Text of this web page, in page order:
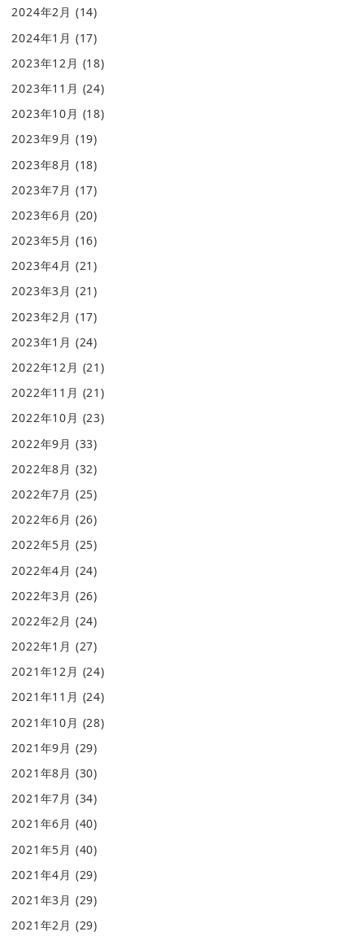
2024年2月 (14)
2024年1月 (17)
2023年12月 (18)
2023年11月 (24)
2023年10月 (18)
2023年9月 (19)
2023年8月 (18)
2023年7月 (17)
2023年6月 (20)
2023年5月 (16)
2023年4月 (21)
2023年3月 (21)
2023年2月 (17)
2023年1月 (24)
2022年12月 (21)
2022年11月 (21)
2022年10月 (23)
2022年9月 (33)
2022年8月 (32)
2022年7月 (25)
2022年6月 (26)
2022年5月 (25)
2022年4月 (24)
2022年3月 (26)
2022年2月 (24)
2022年1月 (27)
2021年12月 (24)
2021年11月 (24)
2021年10月 (28)
2021年9月 (29)
2021年8月 (30)
2021年7月 (34)
2021年6月 (40)
2021年5月 (40)
2021年4月 (29)
2021年3月 (29)
2021年2月 (29)